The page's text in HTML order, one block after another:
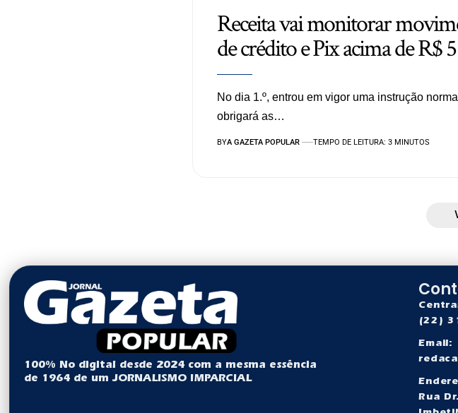
Receita vai monitorar
de crédito e Pix acima de R$
No dia 1.º, entrou em vigor uma instrução
obrigará as…
BYA GAZETA POPULAR TEMPO DE LEITURA: 3 MINUTOS
100% No digital desde 2024 com a mesma essência
de 1964 de um JORNALISMO IMPARCIAL
(22)
Email:
Rua